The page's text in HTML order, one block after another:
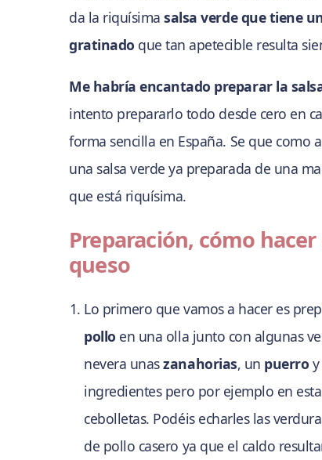
da la riquísimasalsa verde que tiene
gratinado que tan apetecible resulta
Me habría encantado preparar la
intento prepararlo todo desde cero en
forma sencilla en España. Se que
una salsa verde ya preparada de una
que está riquísima.
Preparación, cómo
queso
Lo primero que vamos a hacer es
pollo en una olla junto con algunas
nevera unaszanahorias, un puerro
ingredientes pero por ejemplo en
cebolletas. Podéis echarles las
de pollo casero ya que el caldo